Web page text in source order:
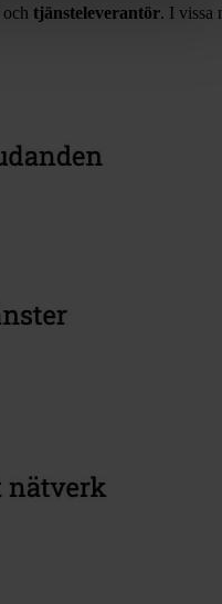
och tjänsteleverantör. I vissa